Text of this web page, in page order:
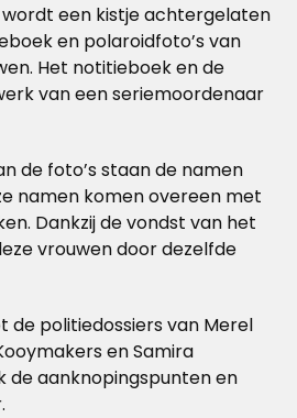
wordt een kistje achtergelaten
en polaroidfoto’s van
Het notitieboek en de
van een seriemoordenaar
de foto’s staan de namen
namen komen overeen met
Dankzij de vondst van het
vrouwen door dezelfde
politiedossiers van Merel
en Samira
de aanknopingspunten en